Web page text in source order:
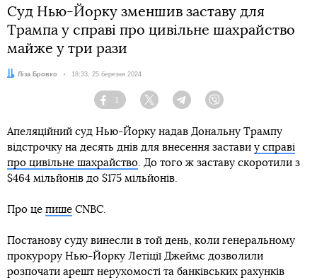
Суд Нью-Йорку зменшив заставу для
Трампа у справі про цивільне шахрайство
майже у три рази
Автор:
Ліза Бровко Дата:
18:33, 25 березня 2024
Facebook
1
Twitter TelegramViber
Апеляційний суд Нью-Йорку надав Дональну Трампу
відстрочку на десять днів для внесення застави у справі
про цивільне шахрайство. До того ж заставу скоротили з
$464 мільйонів до $175 мільйонів.
Про це пише CNBC.
Постанову суду винесли в той день, коли генеральному
прокурору Нью-Йорку Летіції Джеймс дозволили
розпочати арешт нерухомості та банківських рахунків